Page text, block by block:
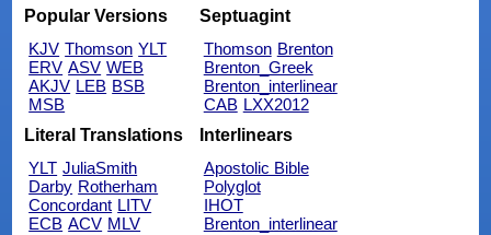
Popular Versions
KJV Thomson YLT
ERV ASV WEB
AKJV LEB BSB
MSB
Septuagint
Thomson Brenton
Brenton_Greek
Brenton_interlinear
CAB LXX2012
Literal Translations
YLT JuliaSmith
Darby Rotherham
Concordant LITV
ECB ACV MLV
Interlinears
Apostolic Bible
Polyglot
IHOT
Brenton_interlinear